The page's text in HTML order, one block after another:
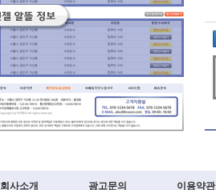
회사소개 광고문의 이용약관